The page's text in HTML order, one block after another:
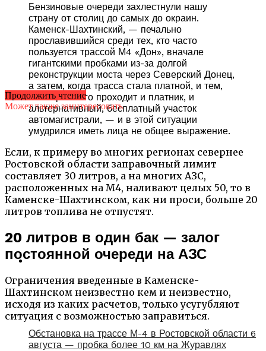
Бензиновые очереди захлестнули нашу
страну от столиц до самых до окраин.
Каменск-Шахтинский, — печально
прославившийся среди тех, кто часто
пользуется трассой М4 «Дон», вначале
гигантскими пробками из-за долгой
реконструкции моста через Северский Донец,
а затем, когда трасса стала платной, и тем,
что через него проходит и платник, и
альтернативный, бесплатный участок
автомагистрали, — и в этой ситуации
умудрился иметь лица не общее выражение.
Если, к примеру во многих регионах севернее
Ростовской области заправочный лимит
составляет 30 литров, а на многих АЗС,
расположенных на М4, наливают целых 50, то в
Каменске-Шахтинском, как ни проси, больше 20
литров топлива не отпустят.
20 литров в один бак — залог
постоянной очереди на АЗС
Ограничения введенные в Каменске-
Шахтинском неизвестно кем и неизвестно,
исходя из каких расчетов, только усугубляют
ситуация с возможностью заправиться.
Продолжить чтение
Может также заинтересовать
Обстановка на трассе М-4 в Ростовской области 6
августа — пробка более 10 км на Журавлях